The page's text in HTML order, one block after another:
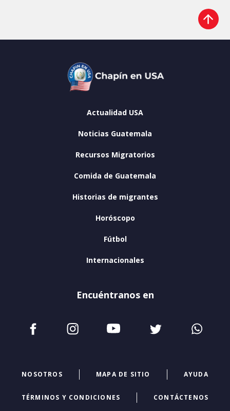
Actualidad USA
Noticias Guatemala
Recursos Migratorios
Comida de Guatemala
Historias de migrantes
Horóscopo
Fútbol
Internacionales
Encuéntranos en
NOSOTROS MAPA DE SITIO AYUDA
TÉRMINOS Y CONDICIONES CONTÁCTENOS